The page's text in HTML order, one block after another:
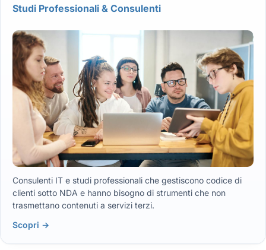
Studi Professionali & Consulenti
Consulenti IT e studi professionali che gestiscono codice di
clienti sotto NDA e hanno bisogno di strumenti che non
trasmettano contenuti a servizi terzi.
Scopri →